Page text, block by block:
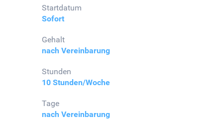
Startdatum
Sofort
Gehalt
nach Vereinbarung
Stunden
10 Stunden/Woche
Tage
nach Vereinbarung